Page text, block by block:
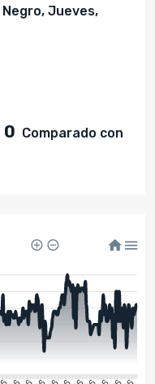
Jueves,
0 Comparado con